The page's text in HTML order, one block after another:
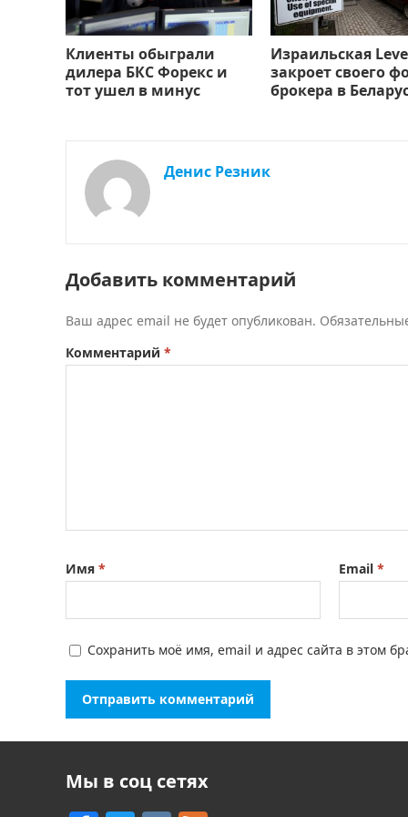
Клиенты обыграли
дилера БКС Форекс и
тот ушел в минус
Израильская
закроет своего
брокера в
Денис Резник
Добавить комментарий
Ваш адрес email не будет опубликован.
Комментарий *
Имя * Email *
Сохранить моё имя, email и адрес сайта в этом
Мы в соц сетях